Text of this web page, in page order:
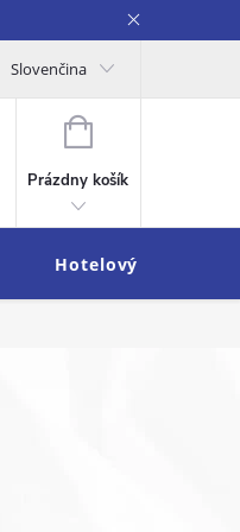
Slovenčina
NÁKUPNÝ
KOŠÍK
Prázdny košík
Hotelový textil